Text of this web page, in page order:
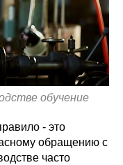
обучение
- это
обращению с
часто